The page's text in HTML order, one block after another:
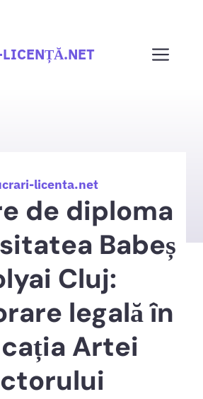
licenta.net
de diploma
Babeș
Cluj:
legală în
Artei